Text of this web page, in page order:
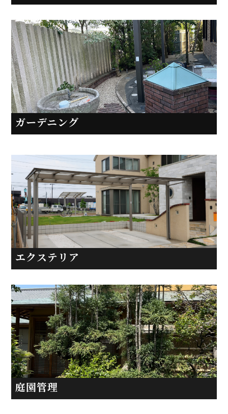
ガーデニング
エクステリア
庭園管理